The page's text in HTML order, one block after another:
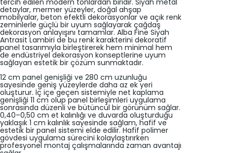
tercih edilen modern tonlardan biridir. Siyah metal
detaylar, mermer yüzeyler, doğal ahşap
mobilyalar, beton efektli dekorasyonlar ve açık renk
zeminlerle güçlü bir uyum sağlayarak çağdaş
dekorasyon anlayışını tamamlar. Alba Fine Siyah
Antrasit Lambiri de bu renk karakterini dekoratif
panel tasarımıyla birleştirerek hem minimal hem
de endüstriyel dekorasyon konseptlerine uyum
sağlayan estetik bir çözüm sunmaktadır.
12 cm panel genişliği ve 280 cm uzunluğu
sayesinde geniş yüzeylerde daha az ek yeri
oluşturur. İç içe geçen sistemiyle net kaplama
genişliği 11 cm olup panel birleşimleri uygulama
sonrasında düzenli ve bütüncül bir görünüm sağlar.
0,40–0,50 cm et kalınlığı ve duvarda oluşturduğu
yaklaşık 1 cm kalınlık sayesinde sağlam, hafif ve
estetik bir panel sistemi elde edilir. Hafif polimer
gövdesi uygulama sürecini kolaylaştırırken
profesyonel montaj çalışmalarında zaman avantajı